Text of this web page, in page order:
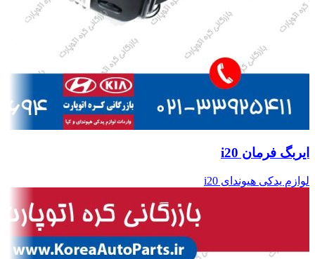
ایربگ فرمان i20
لوازم یدکی هیوندای i20